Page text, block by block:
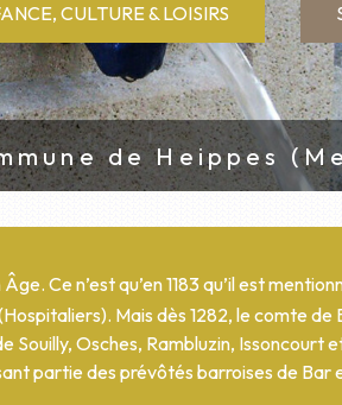
CULTURE & LOISIRS
de Heippes
Ce n’est qu’en 1183 qu’il est
Mais dès 1282, le comte
Souilly, Osches, Rambluzin,
partie des prévôtés barroises de Bar